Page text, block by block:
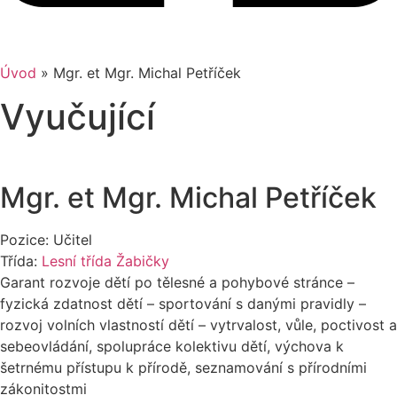
Úvod » Mgr. et Mgr. Michal Petříček
Vyučující
Mgr. et Mgr. Michal Petříček
Pozice: Učitel
Třída: Lesní třída Žabičky
Garant rozvoje dětí po tělesné a pohybové stránce –
fyzická zdatnost dětí – sportování s danými pravidly –
rozvoj volních vlastností dětí – vytrvalost, vůle, poctivost a
sebeovládání, spolupráce kolektivu dětí, výchova k
šetrnému přístupu k přírodě, seznamování s přírodními
zákonitostmi